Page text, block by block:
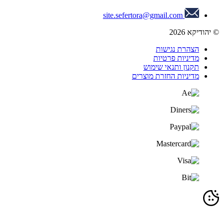
site.sefertora@gmail.com
© יהודיקא 2026
הצהרת נגישות
מדיניות פרטיות
תקנון ותנאי שימוש
מדיניות החזרת מוצרים